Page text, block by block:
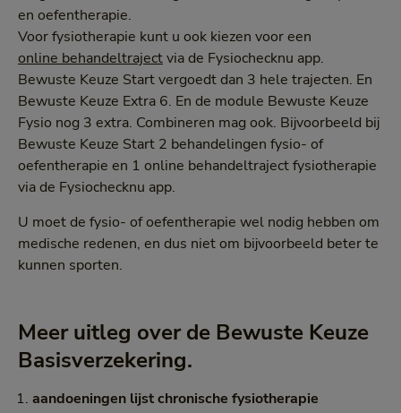
en oefentherapie.
Voor fysiotherapie kunt u ook kiezen voor een
online behandeltrajectvia de Fysiochecknu app.
Bewuste Keuze Start vergoedt dan 3 hele trajecten. En
Bewuste Keuze Extra 6. En de module Bewuste Keuze
Fysio nog 3 extra. Combineren mag ook. Bijvoorbeeld bij
Bewuste Keuze Start 2 behandelingen fysio- of
oefentherapie en 1 online behandeltraject fysiotherapie
via de Fysiochecknu app.
U moet de fysio- of oefentherapie wel nodig hebben om
medische redenen, en dus niet om bijvoorbeeld beter te
kunnen sporten.
Meer uitleg over de Bewuste Keuze
Basisverzekering.
aandoeningen lijst chronische fysiotherapie